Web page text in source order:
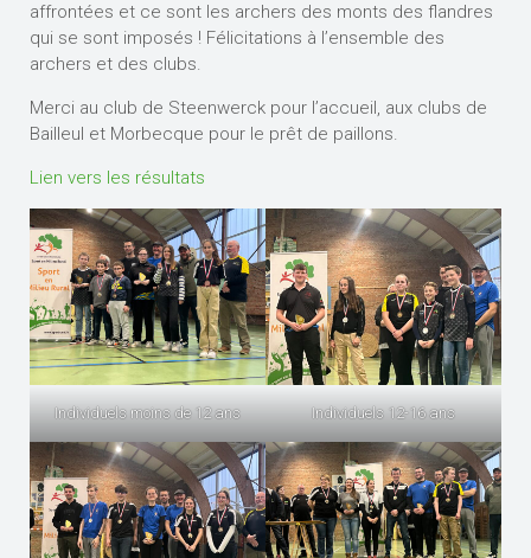
affrontées et ce sont les archers des monts des flandres
qui se sont imposés ! Félicitations à l’ensemble des
archers et des clubs.
Merci au club de Steenwerck pour l’accueil, aux clubs de
Bailleul et Morbecque pour le prêt de paillons.
Lien vers les résultats
Individuels moins de 12 ans Individuels 12-16 ans